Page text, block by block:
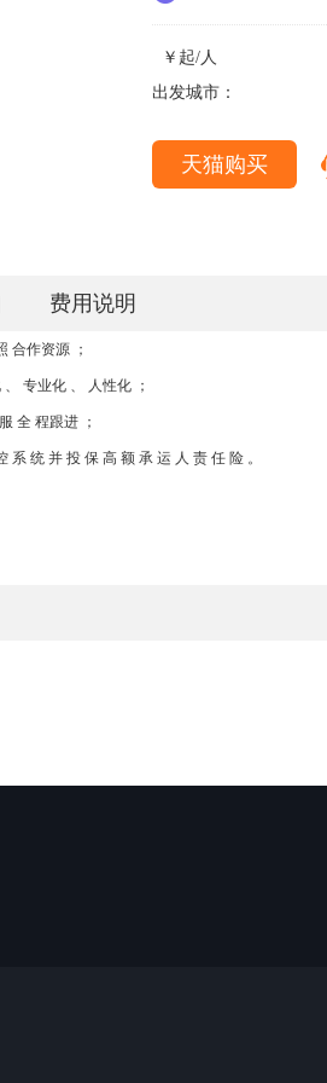
￥ 起/人
出发城市：
天猫购买
费用说明
合作资源 ；
、专业化 、 人性化 ；
服 全 程跟进 ；
系 统并 投 保 高 额 承 运 人 责 任 险 。